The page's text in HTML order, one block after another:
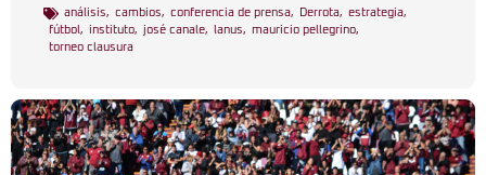
análisis, cambios, conferencia de prensa, Derrota, estrategia,
fútbol , instituto, josé canale, lanus, mauricio pellegrino,
torneo clausura